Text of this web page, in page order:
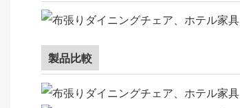
製品比較